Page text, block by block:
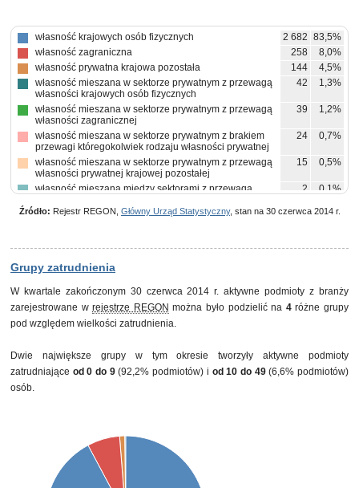
własność krajowych osób fizycznych 2 682 83,5%
własność zagraniczna
258
8,0%
własność prywatna krajowa pozostała
144
4,5%
własność mieszana w sektorze prywatnym z przewagą
własności krajowych osób fizycznych
42 1,3%
własność mieszana w sektorze prywatnym z przewagą
własności zagranicznej
39 1,2%
własność mieszana w sektorze prywatnym z brakiem
przewagi któregokolwiek rodzaju własności prywatnej
24 0,7%
własność mieszana w sektorze prywatnym z przewagą
własności prywatnej krajowej pozostałej
15 0,5%
własność mieszana między sektorami z przewagą
własności prywatnej krajowej pozostałej
2 0,1%
własności krajowych osób fizycznych
własność państwowych osób prawnych
Źródło: Rejestr REGON, Główny Urząd Statystyczny, stan na 30 czerwca 2014 r.
Grupy zatrudnienia
W kwartale zakończonym 30 czerwca 2014 r. aktywne podmioty z branży
zarejestrowane wrejestrze REGON można było podzielić na 4różne grupy
pod względem wielkości zatrudnienia.
Dwie największe grupy w tym okresie tworzyły aktywne podmioty
zatrudniające od 0 do 9(92,2% podmiotów) i od 10 do 49(6,6% podmiotów)
osób.